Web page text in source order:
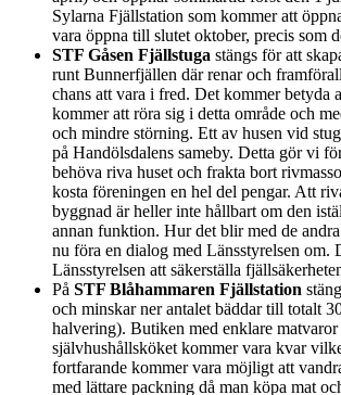
Sylarna Fjällstation som kommer att
vara öppna till slutet oktober, precis som
STF Gåsen Fjällstuga stängs för att
runt Bunnerfjällen där renar och
chans att vara i fred. Det kommer betyda
kommer att röra sig i detta område och
och mindre störning. Ett av husen vid
på Handölsdalens sameby. Detta gör vi
behöva riva huset och frakta bort
kosta föreningen en hel del pengar. Att
byggnad är heller inte hållbart om den
annan funktion. Hur det blir med de
nu föra en dialog med Länsstyrelsen om.
Länsstyrelsen att säkerställa
På STF Blåhammaren Fjällstation
och minskar ner antalet bäddar till totalt
halvering). Butiken med enklare matvaror
självhushållsköket kommer vara kvar
fortfarande kommer vara möjligt att
med lättare packning då man köpa mat